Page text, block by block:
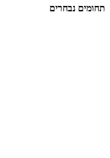
תחומים נבחרים